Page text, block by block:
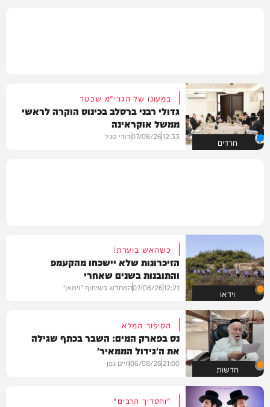
חרדים
במעונו של הגרי"מ שכטר
גדולי רבני ברסלב בכינוס הוקרה לראשי
ממשל אוקראינה
12:33
07/08/26דודי סגל
וידאו
כשהאש בוערת!
הזיכרונות שלא יישכחו מהקעמפ
והתובנות בשנים שאחרי
12:21
07/08/26המחדש בשיתוף "וימאן"
חדשות
הסיפור המלא
נס בפארק המים: השבר בכתף שגילה
את ה'גידול הממאיר'
21:00
06/08/26חיים גפן
"וחסדיך הרבים"